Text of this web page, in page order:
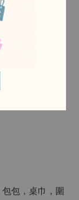
包，桌巾，圍